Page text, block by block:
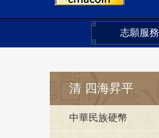
志願服務
清 四海昇平
中華民族硬幣